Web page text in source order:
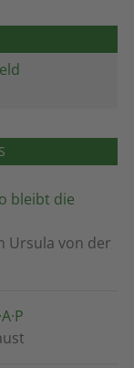
bleibt die
Ursula von der